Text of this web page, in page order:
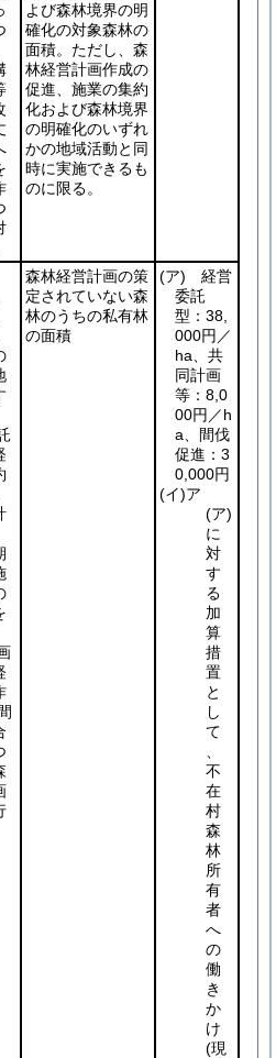
よび森林境界の明
確化の対象森林の
面積。ただし、森
林経営計画作成の
促進、施業の集約
化および森林境界
の明確化のいずれ
かの地域活動と同
時に実施できるも
のに限る。
森林経営計画の策
定されていない森
林のうちの私有林
の面積
(ア) 経営
委託
型：38,
000円／
ha、共
同計画
等：8,0
00円／h
a、間伐
促進：3
0,000円
(イ)ア
(ア)
に
対
す
る
加
算
措
置
と
し
て
不
在
村
森
林
所
有
者
へ
の
働
き
か
け
(現